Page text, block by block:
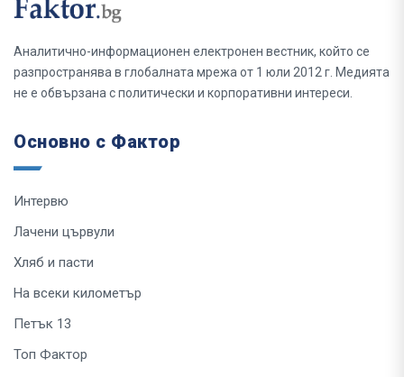
Аналитично-информационен електронен вестник, който се
разпространява в глобалната мрежа от 1 юли 2012 г. Медията
не е обвързана с политически и корпоративни интереси.
Основно с Фактор
Интервю
Лачени цървули
Хляб и пасти
На всеки километър
Петък 13
Топ Фактор